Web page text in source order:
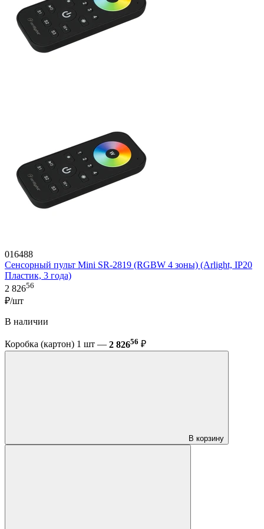
016488
Сенсорный пульт Mini SR-2819 (RGBW 4 зоны) (Arlight, IP20
Пластик, 3 года)
2 82656
₽/шт
В наличии
Коробка (картон) 1 шт — 2 82656 ₽
В корзину